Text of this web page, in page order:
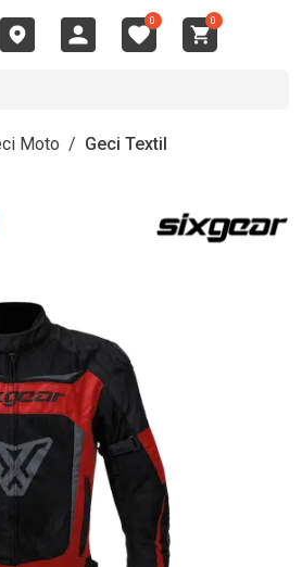
0 0
Moto / Geci Textil